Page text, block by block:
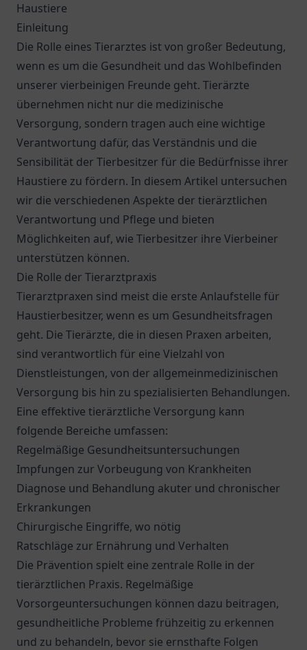
Haustiere
Einleitung
Die Rolle eines Tierarztes ist von großer Bedeutung,
wenn es um die Gesundheit und das Wohlbefinden
unserer vierbeinigen Freunde geht. Tierärzte
übernehmen nicht nur die medizinische
Versorgung, sondern tragen auch eine wichtige
Verantwortung dafür, das Verständnis und die
Sensibilität der Tierbesitzer für die Bedürfnisse ihrer
Haustiere zu fördern. In diesem Artikel untersuchen
wir die verschiedenen Aspekte der tierärztlichen
Verantwortung und Pflege und bieten
Möglichkeiten auf, wie Tierbesitzer ihre Vierbeiner
unterstützen können.
Die Rolle der Tierarztpraxis
Tierarztpraxen sind meist die erste Anlaufstelle für
Haustierbesitzer, wenn es um Gesundheitsfragen
geht. Die Tierärzte, die in diesen Praxen arbeiten,
sind verantwortlich für eine Vielzahl von
Dienstleistungen, von der allgemeinmedizinischen
Versorgung bis hin zu spezialisierten Behandlungen.
Eine effektive tierärztliche Versorgung kann
folgende Bereiche umfassen:
Regelmäßige Gesundheitsuntersuchungen
Impfungen zur Vorbeugung von Krankheiten
Diagnose und Behandlung akuter und chronischer
Erkrankungen
Chirurgische Eingriffe, wo nötig
Ratschläge zur Ernährung und Verhalten
Die Prävention spielt eine zentrale Rolle in der
tierärztlichen Praxis. Regelmäßige
Vorsorgeuntersuchungen können dazu beitragen,
gesundheitliche Probleme frühzeitig zu erkennen
und zu behandeln, bevor sie ernsthafte Folgen